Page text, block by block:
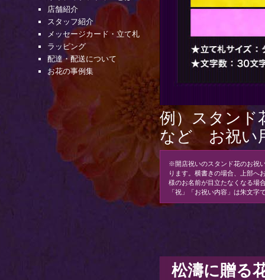
例）スタンド
など お祝い
※開店祝いのスタンド花のお祝
ります。横書きの場合、上部へ
様のお名前が目立たなくなる場
「祝」「お祝い内容」は朱文字
松濤に贈る
店舗紹介
スタッフ紹介
メッセージカード・立て札
ラッピング
配達・配送について
お花の事例集